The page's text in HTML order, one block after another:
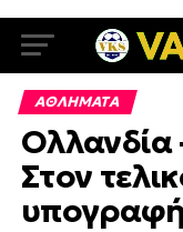
ΑΘΛΗΜΑΤΑ
Ολλανδία
Στον